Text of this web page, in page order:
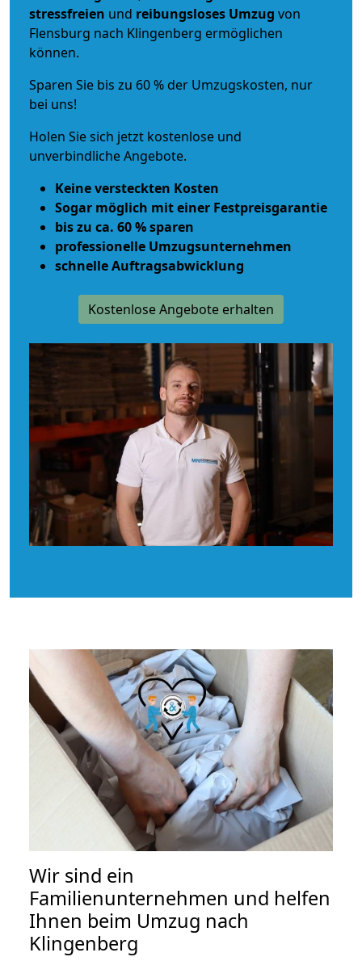
stressfreien und reibungsloses Umzug von
Flensburg nach Klingenberg ermöglichen
können.
Sparen Sie bis zu 60 % der Umzugskosten, nur
bei uns!
Holen Sie sich jetzt kostenlose und
unverbindliche Angebote.
Keine versteckten Kosten
Sogar möglich mit einer Festpreisgarantie
bis zu ca. 60 % sparen
professionelle Umzugsunternehmen
schnelle Auftragsabwicklung
Kostenlose Angebote erhalten
Wir sind ein
Familienunternehmen und helfen
Ihnen beim Umzug nach
Klingenberg